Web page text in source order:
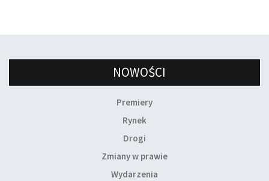
NOWOŚCI
Premiery
Rynek
Drogi
Zmiany w prawie
Wydarzenia